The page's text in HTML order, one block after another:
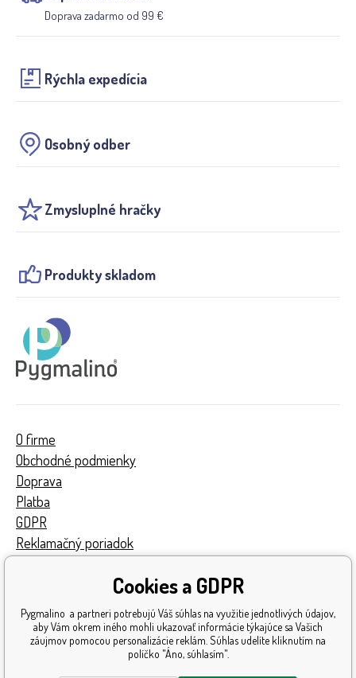
Doprava zadarmo od 99 €
Rýchla expedícia
Osobný odber
Zmysluplné hračky
Produkty skladom
O firme
Obchodné podmienky
Doprava
Platba
GDPR
Reklamačný poriadok
Získané ocenenia
Katalóg hračiek
Mapa stránok
Cookies a GDPR
Pygmalino a partneri potrebujú Váš súhlas na využitie jednotlivých údajov,
aby Vám okrem iného mohli ukazovať informácie týkajúce sa Vašich
záujmov pomocou personalizácie reklám. Súhlas udelíte kliknutím na
políčko "Áno, súhlasím".